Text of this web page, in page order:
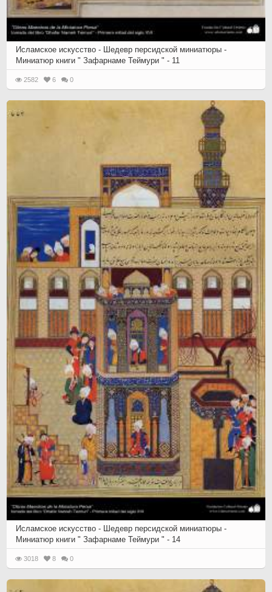
Исламское искусство - Шедевр персидской миниатюры -
Миниатюр книги " Зафарнаме Теймури " - 11
2582 6 0
Исламское искусство - Шедевр персидской миниатюры -
Миниатюр книги " Зафарнаме Теймури " - 14
3018 8 0